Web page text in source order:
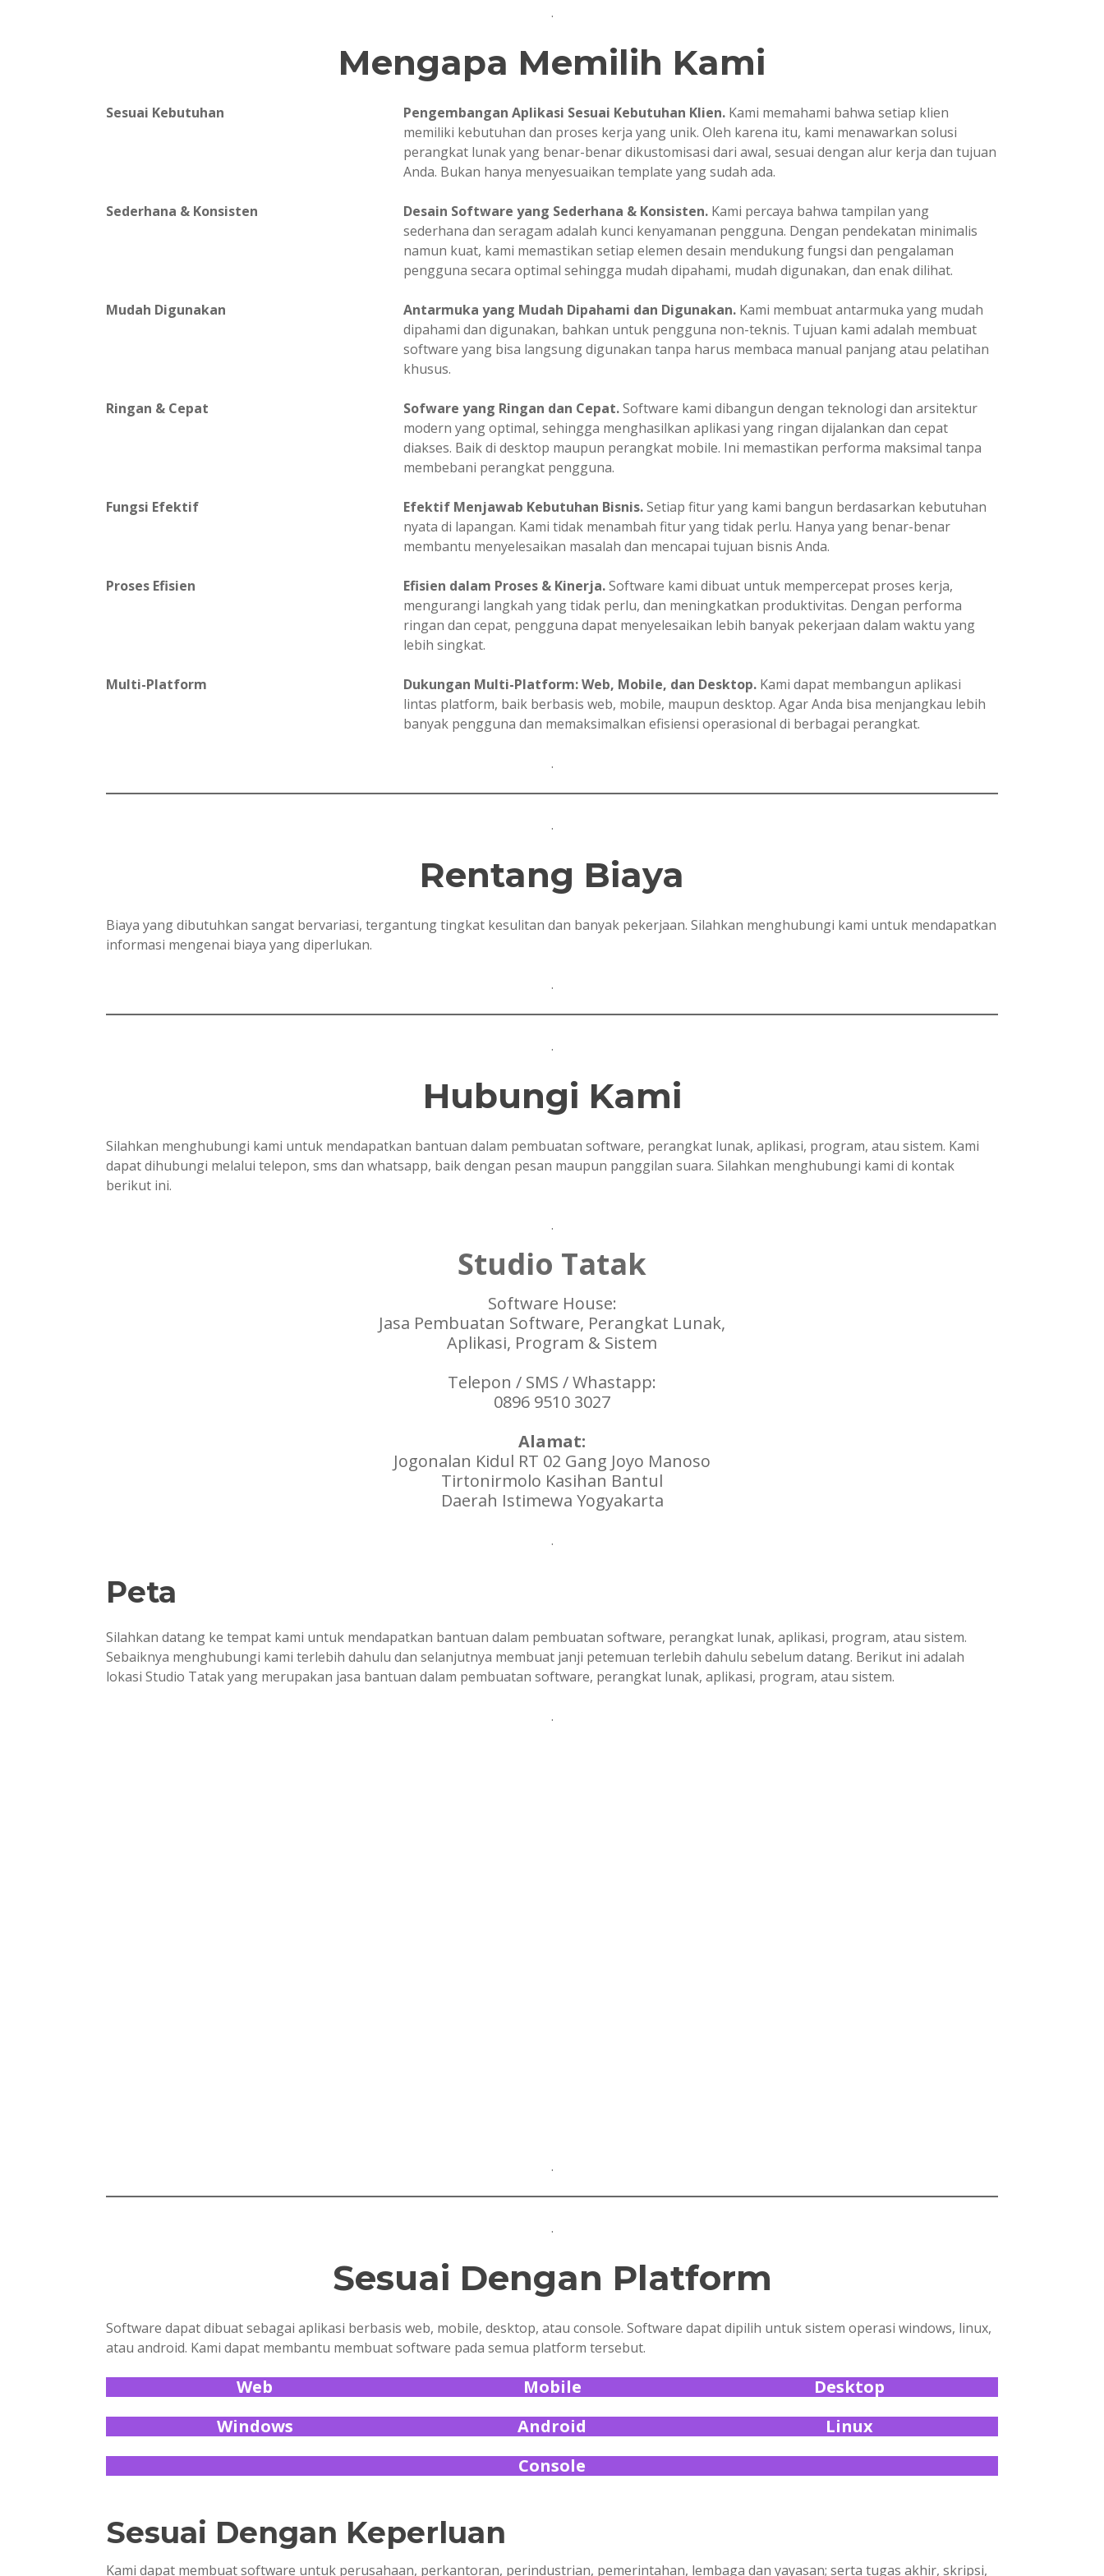
.
Mengapa Memilih Kami
Sesuai Kebutuhan Pengembangan Aplikasi Sesuai Kebutuhan Klien.Kami memahami bahwa setiap klien
memiliki kebutuhan dan proses kerja yang unik. Oleh karena itu, kami menawarkan solusi
perangkat lunak yang benar-benar dikustomisasi dari awal, sesuai dengan alur kerja dan tujuan
Anda. Bukan hanya menyesuaikan template yang sudah ada.
Sederhana & Konsisten Desain Software yang Sederhana & Konsisten. Kami percaya bahwa tampilan yang
sederhana dan seragam adalah kunci kenyamanan pengguna. Dengan pendekatan minimalis
namun kuat, kami memastikan setiap elemen desain mendukung fungsi dan pengalaman
pengguna secara optimal sehingga mudah dipahami, mudah digunakan, dan enak dilihat.
Mudah Digunakan Antarmuka yang Mudah Dipahami dan Digunakan.Kami membuat antarmuka yang mudah
dipahami dan digunakan, bahkan untuk pengguna non-teknis. Tujuan kami adalah membuat
software yang bisa langsung digunakan tanpa harus membaca manual panjang atau pelatihan
khusus.
Ringan & Cepat Sofware yang Ringan dan Cepat.Software kami dibangun dengan teknologi dan arsitektur
modern yang optimal, sehingga menghasilkan aplikasi yang ringan dijalankan dan cepat
diakses. Baik di desktop maupun perangkat mobile. Ini memastikan performa maksimal tanpa
membebani perangkat pengguna.
Fungsi Efektif Efektif Menjawab Kebutuhan Bisnis.Setiap fitur yang kami bangun berdasarkan kebutuhan
nyata di lapangan. Kami tidak menambah fitur yang tidak perlu. Hanya yang benar-benar
membantu menyelesaikan masalah dan mencapai tujuan bisnis Anda.
Proses Efisien Efisien dalam Proses & Kinerja.Software kami dibuat untuk mempercepat proses kerja,
mengurangi langkah yang tidak perlu, dan meningkatkan produktivitas. Dengan performa
ringan dan cepat, pengguna dapat menyelesaikan lebih banyak pekerjaan dalam waktu yang
lebih singkat.
Multi-Platform Dukungan Multi-Platform: Web, Mobile, dan Desktop.Kami dapat membangun aplikasi
lintas platform, baik berbasis web, mobile, maupun desktop. Agar Anda bisa menjangkau lebih
banyak pengguna dan memaksimalkan efisiensi operasional di berbagai perangkat.
.
.
Rentang Biaya
Biaya yang dibutuhkan sangat bervariasi, tergantung tingkat kesulitan dan banyak pekerjaan. Silahkan menghubungi kami untuk mendapatkan
informasi mengenai biaya yang diperlukan.
.
.
Hubungi Kami
Silahkan menghubungi kami untuk mendapatkan bantuan dalam pembuatan software, perangkat lunak, aplikasi, program, atau sistem. Kami
dapat dihubungi melalui telepon, sms dan whatsapp, baik dengan pesan maupun panggilan suara. Silahkan menghubungi kami di kontak
berikut ini.
.
Studio Tatak
Software House:
Jasa Pembuatan Software, Perangkat Lunak,
Aplikasi, Program & Sistem
Telepon / SMS / Whastapp:
0896 9510 3027
Alamat:
Jogonalan Kidul RT 02 Gang Joyo Manoso
Tirtonirmolo Kasihan Bantul
Daerah Istimewa Yogyakarta
.
Peta
Silahkan datang ke tempat kami untuk mendapatkan bantuan dalam pembuatan software, perangkat lunak, aplikasi, program, atau sistem.
Sebaiknya menghubungi kami terlebih dahulu dan selanjutnya membuat janji petemuan terlebih dahulu sebelum datang. Berikut ini adalah
lokasi Studio Tatak yang merupakan jasa bantuan dalam pembuatan software, perangkat lunak, aplikasi, program, atau sistem.
.
.
.
Sesuai Dengan Platform
Software dapat dibuat sebagai aplikasi berbasis web, mobile, desktop, atau console. Software dapat dipilih untuk sistem operasi windows, linux,
atau android. Kami dapat membantu membuat software pada semua platform tersebut.
Web Mobile
Desktop
Windows
Android
Linux
Console
Sesuai Dengan Keperluan
Kami dapat membuat software untuk perusahaan, perkantoran, perindustrian, pemerintahan, lembaga dan yayasan; serta tugas akhir, skripsi,